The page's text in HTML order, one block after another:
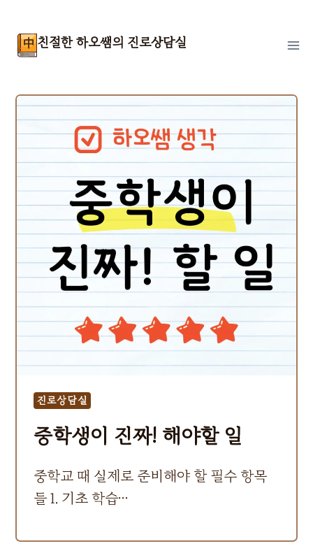
content
친절한 하오쌤의 진로상담실
진로상담실
중학생이 진짜! 해야할 일
중학교 때 실제로 준비해야 할 필수 항목
들 1. 기초 학습…